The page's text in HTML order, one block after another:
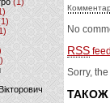
No
RSS
Sorry,
ТАКОЖ